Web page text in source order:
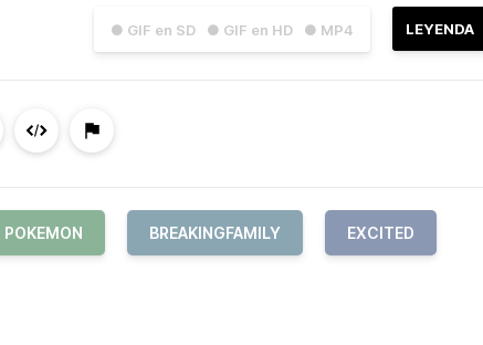
● GIF en SD ● GIF en HD ● MP4 LEYENDA
POKEMON BREAKINGFAMILY EXCITED